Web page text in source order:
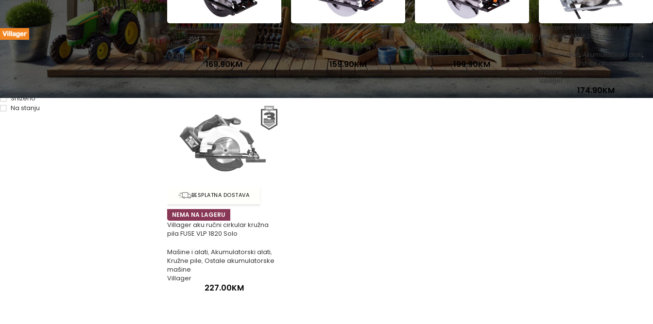
Roštilji
FILTRIRAJ PO BRENDU
Villager 5
STATUS ZALIHE
Sniženo
Na stanju
Ručna kružna pila VLN 185
Mašine i alati,Kružne pile, Testere
Villager
169.90KM
Ručna kružna pila VLP 1613
Mašine i alati,Kružne pile,Testere
Villager
159.90KM
Ručna kružna pila VLP 1815
Mašine i alati,Kružne pile
Villager
199.90KM
Villager aku ručni cirkular kružna
pila FUSE VLN 1620 Solo
Mašine i alati, Akumulatorski alati,
Kružne pile, Ostale akumulatorske
mašine
Villager
174.90KM
BESPLATNA DOSTAVA
NEMA NA LAGERU
Villager aku ručni cirkular kružna
pila FUSE VLP 1820 Solo
Mašine i alati, Akumulatorski alati,
Kružne pile, Ostale akumulatorske
mašine
Villager
227.00KM